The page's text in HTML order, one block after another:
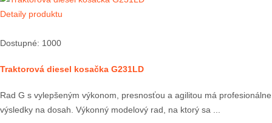
Detaily produktu
Dostupné: 1000
Traktorová diesel kosačka G231LD
Rad G s vylepšeným výkonom, presnosťou a agilitou má profesionálne
výsledky na dosah. Výkonný modelový rad, na ktorý sa ...